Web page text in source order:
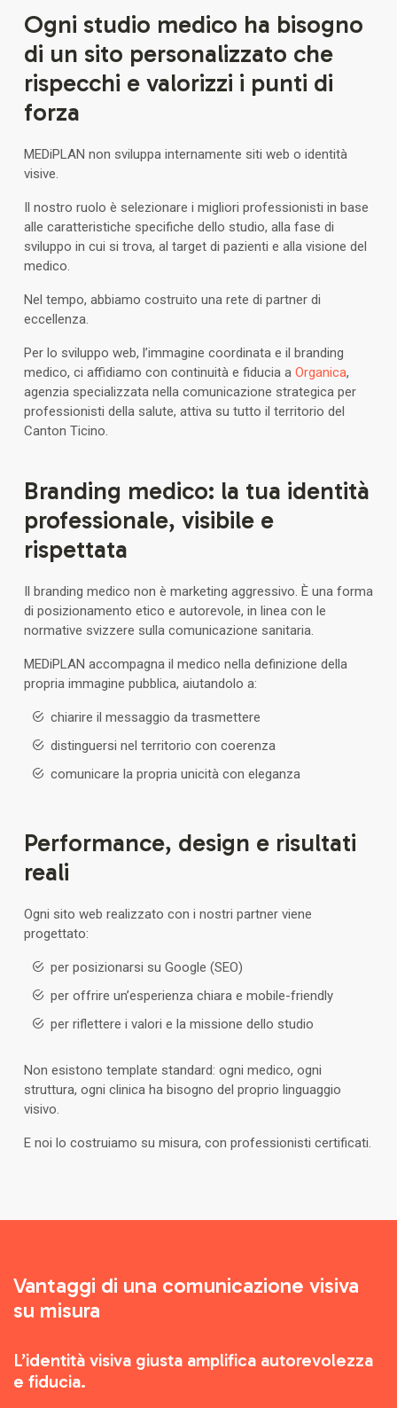
Ogni studio medico ha bisogno
di un sito personalizzato che
rispecchi e valorizzi i punti di
forza
MEDiPLAN non sviluppa internamente siti web o identità
visive.
Il nostro ruolo è selezionare i migliori professionisti in base
alle caratteristiche specifiche dello studio, alla fase di
sviluppo in cui si trova, al target di pazienti e alla visione del
medico.
Nel tempo, abbiamo costruito una rete di partner di
eccellenza.
Per lo sviluppo web, l’immagine coordinata e il branding
medico, ci affidiamo con continuità e fiducia a Organica,
agenzia specializzata nella comunicazione strategica per
professionisti della salute, attiva su tutto il territorio del
Canton Ticino.
Branding medico: la tua identità
professionale, visibile e
rispettata
Il branding medico non è marketing aggressivo. È una forma
di posizionamento etico e autorevole, in linea con le
normative svizzere sulla comunicazione sanitaria.
MEDiPLAN accompagna il medico nella definizione della
propria immagine pubblica, aiutandolo a:
chiarire il messaggio da trasmettere
distinguersi nel territorio con coerenza
comunicare la propria unicità con eleganza
Performance, design e risultati
reali
Ogni sito web realizzato con i nostri partner viene
progettato:
per posizionarsi su Google (SEO)
per offrire un’esperienza chiara e mobile-friendly
per riflettere i valori e la missione dello studio
Non esistono template standard: ogni medico, ogni
struttura, ogni clinica ha bisogno del proprio linguaggio
visivo.
E noi lo costruiamo su misura, con professionisti certificati.
Vantaggi di una comunicazione visiva
su misura
L’identità visiva giusta amplifica autorevolezza
e fiducia.